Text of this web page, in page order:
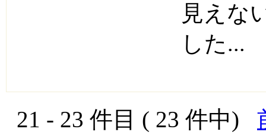
見えな
した...
21 - 23 件目 ( 23 件中)